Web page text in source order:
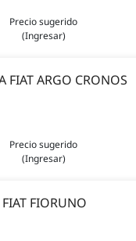
Precio sugerido
(Ingresar)
FIAT ARGO CRONOS
Precio sugerido
(Ingresar)
FIORUNO